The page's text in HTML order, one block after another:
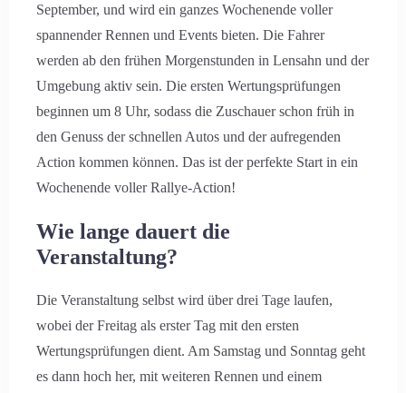
September, und wird ein ganzes Wochenende voller
spannender Rennen und Events bieten. Die Fahrer
werden ab den frühen Morgenstunden in Lensahn und der
Umgebung aktiv sein. Die ersten Wertungsprüfungen
beginnen um 8 Uhr, sodass die Zuschauer schon früh in
den Genuss der schnellen Autos und der aufregenden
Action kommen können. Das ist der perfekte Start in ein
Wochenende voller Rallye-Action!
Wie lange dauert die
Veranstaltung?
Die Veranstaltung selbst wird über drei Tage laufen,
wobei der Freitag als erster Tag mit den ersten
Wertungsprüfungen dient. Am Samstag und Sonntag geht
es dann hoch her, mit weiteren Rennen und einem